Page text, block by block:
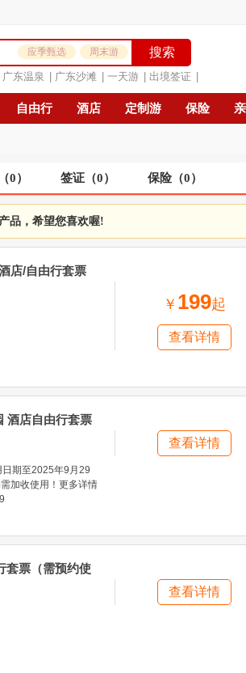
应季甄选 周末游 搜索
广东温泉 广东沙滩 一天游 出境签证
自由行 酒店 定制游 保险
（0） 签证 （0） 保险（0）
品，希望您喜欢喔!
店/自由行套票
￥ 199起
查看详情
酒店自由行套票
日期至2025年9月29
加收使用！更多详情
查看详情
套票（需预约使
查看详情